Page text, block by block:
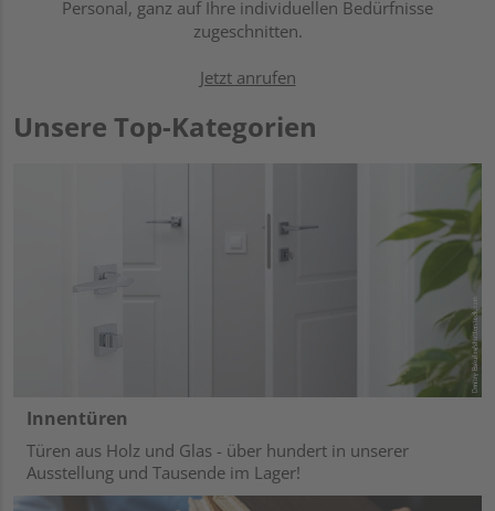
Personal, ganz auf Ihre individuellen Bedürfnisse
zugeschnitten.
Jetzt anrufen
Unsere Top-Kategorien
Innentüren
Türen aus Holz und Glas - über hundert in unserer
Ausstellung und Tausende im Lager!